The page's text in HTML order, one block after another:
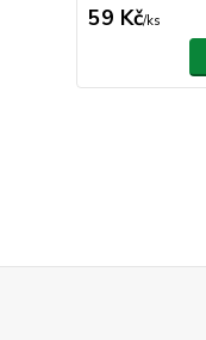
59 Kč/ks